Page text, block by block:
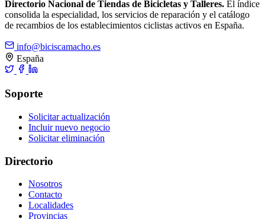
Directorio Nacional de Tiendas de Bicicletas y Talleres. El índice
consolida la especialidad, los servicios de reparación y el catálogo
de recambios de los establecimientos ciclistas activos en España.
info@biciscamacho.es
España
Soporte
Solicitar actualización
Incluir nuevo negocio
Solicitar eliminación
Directorio
Nosotros
Contacto
Localidades
Provincias